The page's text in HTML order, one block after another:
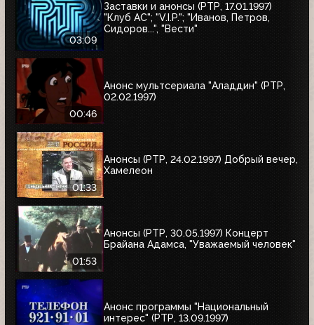
03:09
Заставки и анонсы (РТР, 17.01.1997)
"Клуб АС"; "V.I.P."; "Иванов, Петров,
Сидоров...", "Вести"
00:46
Анонс мультсериала "Аладдин" (РТР,
02.02.1997)
01:33
Анонсы (РТР, 24.02.1997) Добрый вечер,
Хамелеон
01:53
Анонсы (РТР, 30.05.1997) Концерт
Брайана Адамса, "Уважаемый человек"
Анонс программы "Национальный
интерес" (РТР, 13.09.1997)